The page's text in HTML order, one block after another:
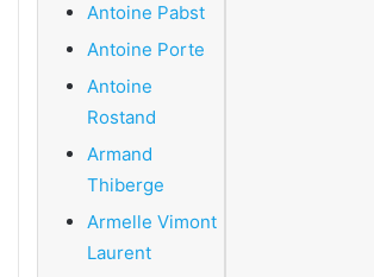
Antoine Pabst
Antoine Porte
Antoine
Rostand
Armand
Thiberge
Armelle Vimont
Laurent